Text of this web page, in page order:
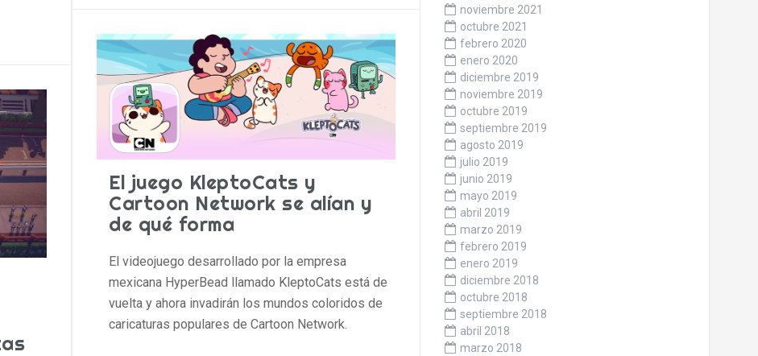
El juego KleptoCats y
Cartoon Network se alían y
de qué forma
El videojuego desarrollado por la empresa
mexicana HyperBead llamado KleptoCats está de
vuelta y ahora invadirán los mundos coloridos de
caricaturas populares de Cartoon Network.
noviembre 2021
octubre 2021
febrero 2020
enero 2020
diciembre 2019
noviembre 2019
octubre 2019
septiembre 2019
agosto 2019
julio 2019
junio 2019
mayo 2019
abril 2019
marzo 2019
febrero 2019
enero 2019
diciembre 2018
octubre 2018
septiembre 2018
abril 2018
marzo 2018